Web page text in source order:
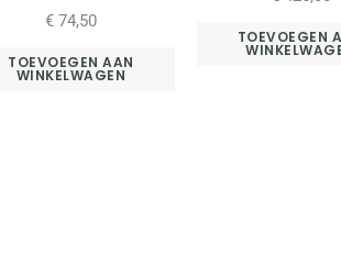
€74,50
TOEVOEGEN AAN
WINKELWAGEN
TOEVOEGEN